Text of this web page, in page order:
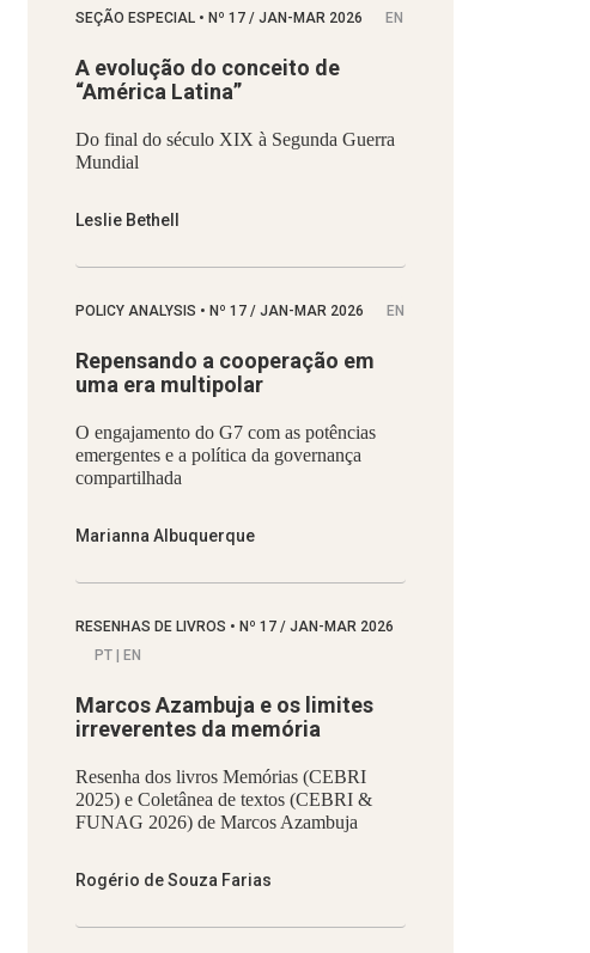
SEÇÃO ESPECIAL • Nº 17 / JAN-MAR 2026 EN
A evolução do conceito de
“América Latina”
Do final do século XIX à Segunda Guerra
Mundial
Leslie Bethell
POLICY ANALYSIS • Nº 17 / JAN-MAR 2026 EN
Repensando a cooperação em
uma era multipolar
O engajamento do G7 com as potências
emergentes e a política da governança
compartilhada
Marianna Albuquerque
RESENHAS DE LIVROS • Nº 17 / JAN-MAR 2026
PT | EN
Marcos Azambuja e os limites
irreverentes da memória
Resenha dos livros Memórias (CEBRI
2025) e Coletânea de textos (CEBRI &
FUNAG 2026) de Marcos Azambuja
Rogério de Souza Farias